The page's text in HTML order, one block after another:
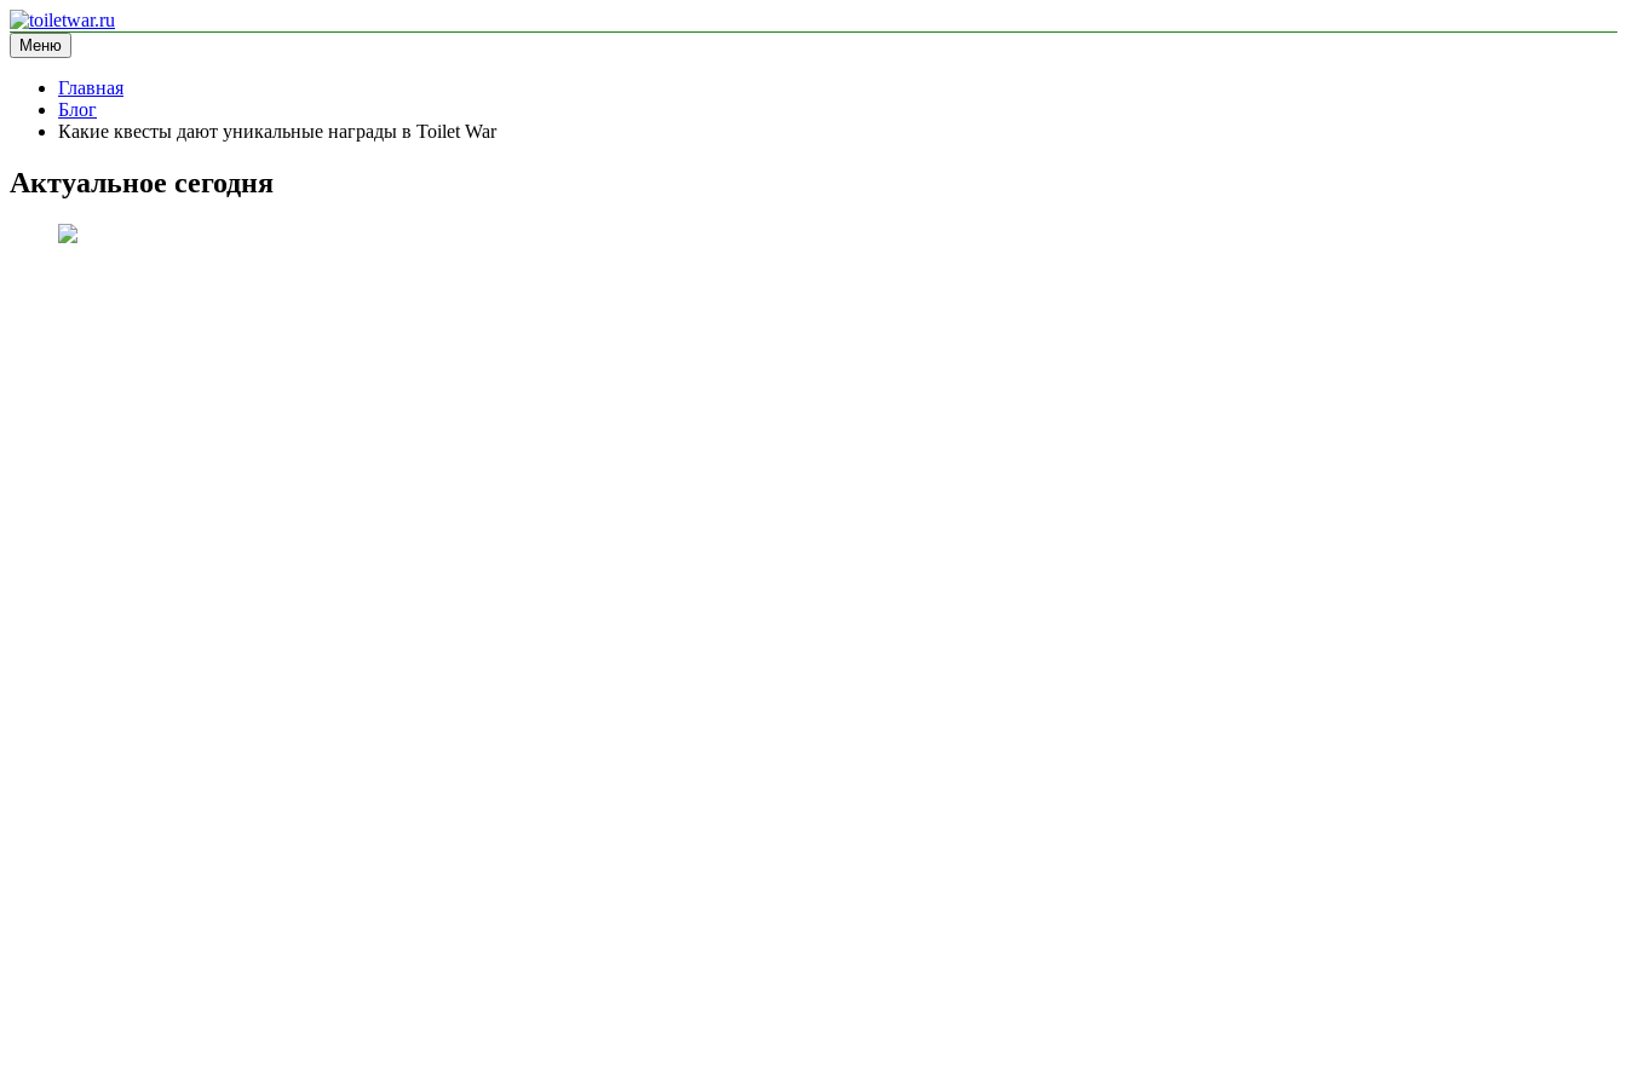
Перейти
к
содержимому
toiletwar.ru
информационный сайт
Меню
Главная
Блог
Какие квесты дают уникальные награды в Toilet War
Актуальное сегодня